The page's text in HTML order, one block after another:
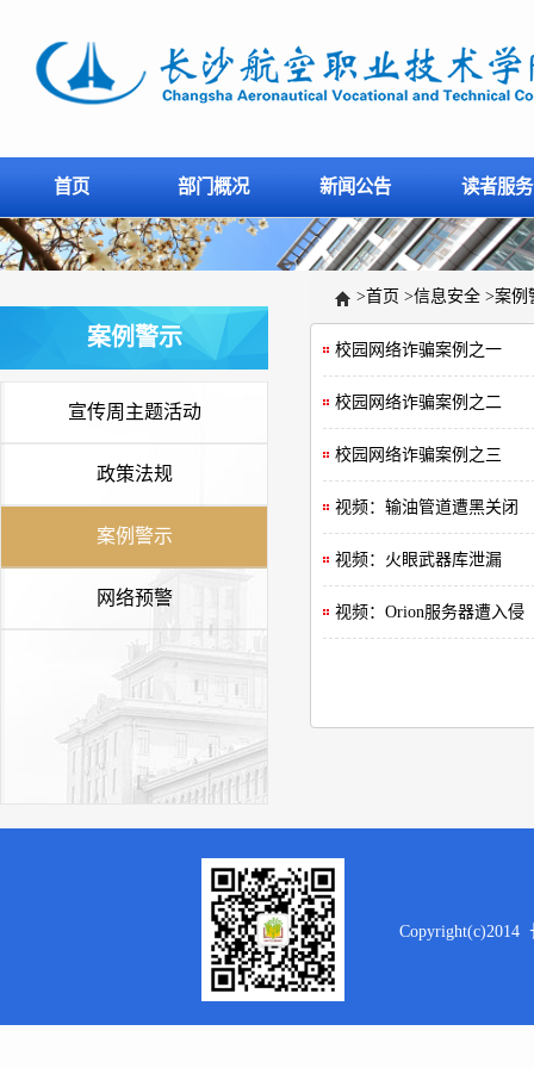
首页 部门概况 新闻公告 读者服务
>首页 >信息安全 >案例
校园网络诈骗案例之一
校园网络诈骗案例之二
校园网络诈骗案例之三
视频：输油管道遭黑关闭
视频：火眼武器库泄漏
视频：Orion服务器遭入侵
案例警示
宣传周主题活动
政策法规
案例警示
网络预警